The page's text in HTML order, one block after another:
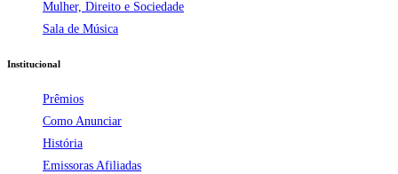
Mulher, Direito e Sociedade
Sala de Música
Institucional
Prêmios
Como Anunciar
História
Emissoras Afiliadas